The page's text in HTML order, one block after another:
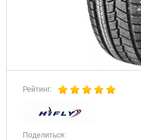
Рейтинг:
Поделиться: